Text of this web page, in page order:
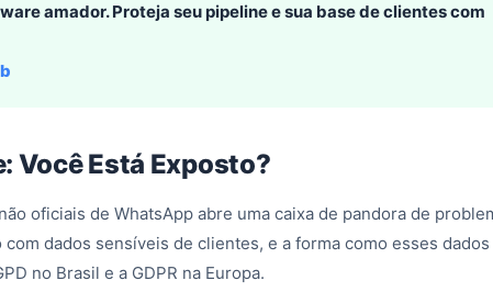
amador. Proteja seu pipeline e sua base de clientes com
Você Está Exposto?
oficiais de WhatsApp abre uma caixa de pandora de
dados sensíveis de clientes, e a forma como esses dados
no Brasil e a GDPR na Europa.